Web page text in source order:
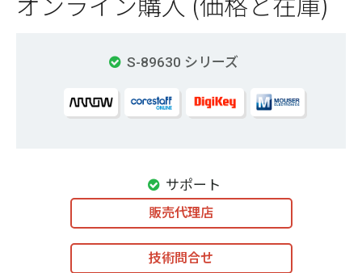
S-89630 シリーズ
サポート
販売代理店
技術問合せ